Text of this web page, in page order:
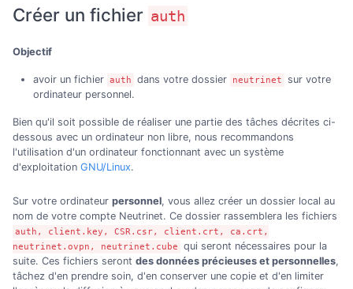
Créer un fichier auth
Objectif
avoir un fichier auth dans votre dossier neutrinet
sur votre
ordinateur personnel.
Bien qu'il soit possible de réaliser une partie des tâches décrites ci-
dessous avec un ordinateur non libre, nous recommandons
l'utilisation d'un ordinateur fonctionnant avec un système
d'exploitation GNU/Linux.
Sur votre ordinateur personnel, vous allez créer un dossier local au
nom de votre compte Neutrinet. Ce dossier rassemblera les fichiers
auth, client.key, CSR.csr, client.crt, ca.crt,
neutrinet.ovpn, neutrinet.cube
qui seront nécessaires pour la
suite. Ces fichiers seront des données précieuses et personnelles,
tâchez d'en prendre soin, d'en conserver une copie et d'en limiter